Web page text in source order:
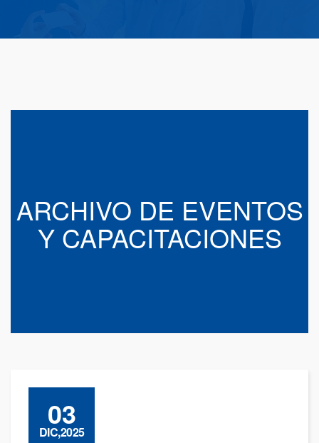
ARCHIVO DE EVENTOS
Y CAPACITACIONES
03
DIC,2025